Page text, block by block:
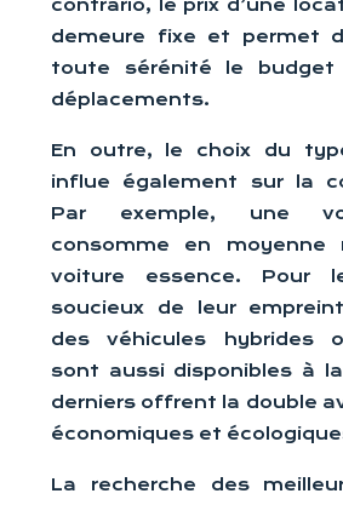
contrario, le prix d’une
demeure fixe et permet
toute sérénité le budget
déplacements.
En outre, le choix du
influe également sur la
Par exemple, une
consomme en moyenne
voiture essence. Pour
soucieux de leur
des véhicules hybrides
sont aussi disponibles à
derniers offrent la double
économiques et
La recherche des